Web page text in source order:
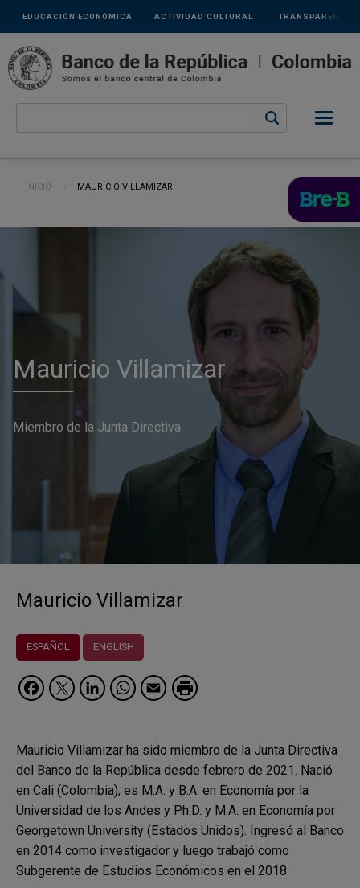
Pasar al contenido principal
Links
secundarios
ACTIVIDAD CULTURAL
EDUCACIÓN ECONÓMICA TRANSPARENCIA
Ruta de navegación
INICIO CURRENT:
MAURICIO VILLAMIZAR
Mauricio Villamizar
Miembro de la Junta Directiva
Mauricio Villamizar
ESPAÑOL ENGLISH
Facebook
Twitter
LinkedIn
WhatsApp
Email
Mauricio Villamizar ha sido miembro de la Junta Directiva
del Banco de la República desde febrero de 2021. Nació
en Cali (Colombia), es M.A. y B.A. en Economía por la
Universidad de los Andes y Ph.D. y M.A. en Economía por
Georgetown University (Estados Unidos). Ingresó al Banco
en 2014 como investigador y luego trabajó como
Subgerente de Estudios Económicos en el 2018.